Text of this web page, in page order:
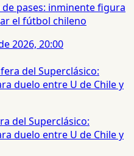
pases: inminente figura
el fútbol chileno
2026, 20:00
del Superclásico:
duelo entre U de Chile y